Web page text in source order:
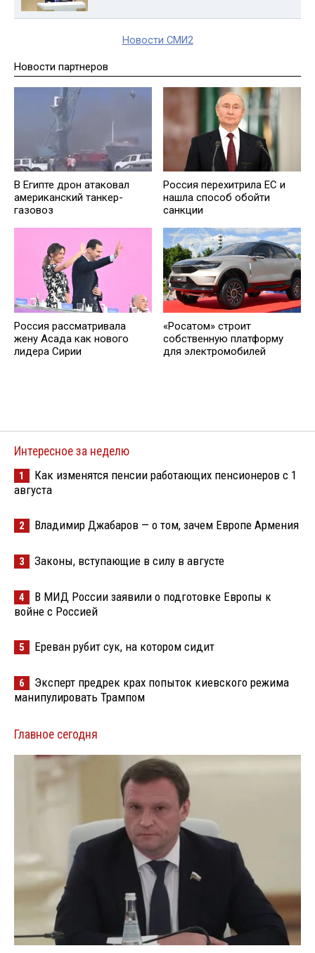
Новости СМИ2
Новости партнеров
В Египте дрон атаковал
американский танкер-
газовоз
Россия перехитрила EC и
нашла способ обойти
санкции
Россия рассматривала
жену Асада как нового
лидера Сирии
«Росатом» строит
собственную платформу
для электромобилей
Интересное за неделю
1
Как изменятся пенсии работающих пенсионеров с 1
августа
2 Владимир Джабаров — о том, зачем Европе Армения
3 Законы, вступающие в силу в августе
4
В МИД России заявили о подготовке Европы к
войне с Россией
5 Ереван рубит сук, на котором сидит
6
Эксперт предрек крах попыток киевского режима
манипулировать Трампом
Главное сегодня